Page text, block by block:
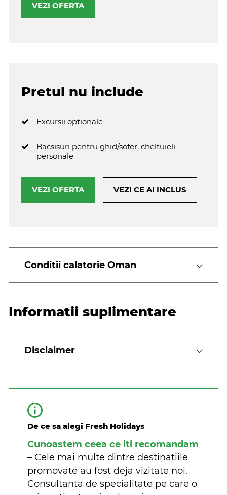
VEZI OFERTA
Pretul nu include
Excursii optionale
Bacsisuri pentru ghid/sofer, cheltuieli
personale
VEZI OFERTA VEZI CE AI INCLUS
Conditii calatorie Oman
Informatii suplimentare
Disclaimer
De ce sa alegi Fresh Holidays
Cunoastem ceea ce iti recomandam
– Cele mai multe dintre destinatiile
promovate au fost deja vizitate noi.
Consultanta de specialitate pe care o